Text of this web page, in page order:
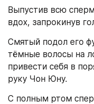
Выпустив всю
вдох, запрокинув
Смятый подол его
тёмные волосы на
привести себя в
руку Чон Юну.
С полным ртом